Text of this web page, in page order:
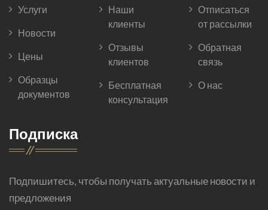
Услуги
Новости
Цены
Образцы
документов
Наши
клиенты
Отзывы
клиентов
Бесплатная
консультация
Отписаться
от рассылки
Обратная
связь
О нас
Подписка
Подпишитесь, чтобы получать актуальные новости и
предложения